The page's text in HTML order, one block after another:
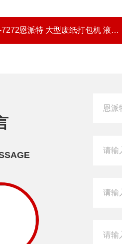
恩派特 大型废纸打包机 液压废纸压缩机